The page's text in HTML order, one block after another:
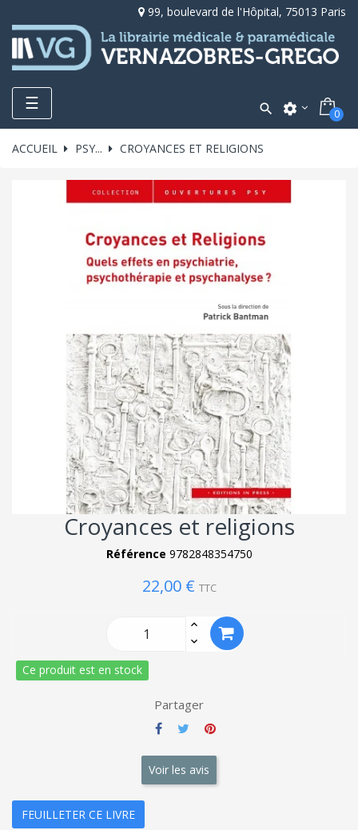
99, boulevard de l'Hôpital, 75013 Paris
Toggle
navigation
☰  settings 0
ACCUEIL PSY... CROYANCES ET RELIGIONS
Croyances et religions
Référence 9782848354750
22,00 € TTC
Ce produit est en stock
Partager
Voir les avis
FEUILLETER CE LIVRE